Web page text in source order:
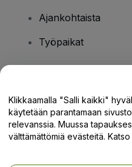
Ajankohtaista
Työpaikat
Tukikeskus / Ota
Klikkaamalla "Salli kaikki"
käytetään parantamaan
relevanssia. Muussa
välttämättömiä evästeitä.